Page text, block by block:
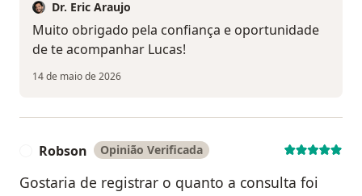
Dr. Eric Araujo
Muito obrigado pela confiança e oportunidade
de te acompanhar Lucas!
14 de maio de 2026
Robson Opinião Verificada
Gostaria de registrar o quanto a consulta foi